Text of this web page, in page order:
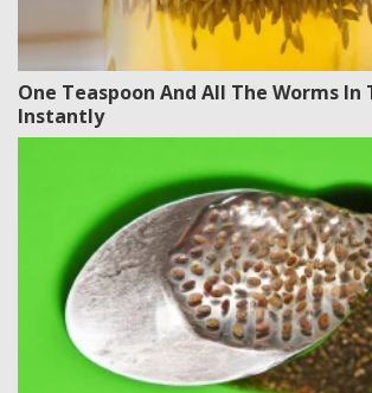
One Teaspoon And All The Worms In
Instantly